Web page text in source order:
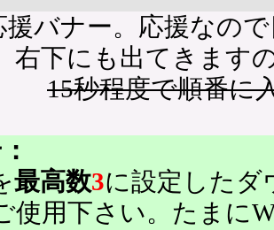
援バナー。応援なの
右下にも出てきます
15秒程度で順番に
最高数3に設定したダ
使用下さい。たまに